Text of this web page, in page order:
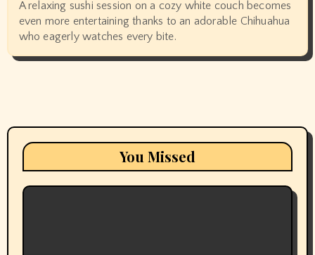
A relaxing sushi session on a cozy white couch becomes
even more entertaining thanks to an adorable Chihuahua
who eagerly watches every bite.
You Missed